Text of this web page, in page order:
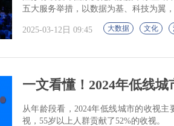
五大服务举措，以数据为基、科技为翼
2025-03-12日 09:45 大数据 文化
一文看懂！2024年低线
从年龄段看，2024年低线城市的收视
视，55岁以上人群贡献了52%的收视。